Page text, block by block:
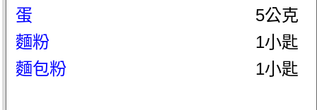
蛋
5公克
麵粉
1小匙
麵包粉
1小匙